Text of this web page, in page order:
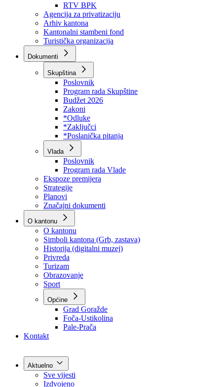
Javna preduzeća
BPK šume
RTV BPK
Agencija za privatizaciju
Arhiv kantona
Kantonalni stambeni fond
Turistička organizacija
Dokumenti
Skupština
Poslovnik
Program rada Skupštine
Budžet 2026
Zakoni
*Odluke
*Zaključci
*Poslanička pitanja
Vlada
Poslovnik
Program rada Vlade
Ekspoze premijera
Strategije
Planovi
Značajni dokumenti
O kantonu
O kantonu
Simboli kantona (Grb, zastava)
Historija (digitalni muzej)
Privreda
Turizam
Obrazovanje
Sport
Općine
Kontakt